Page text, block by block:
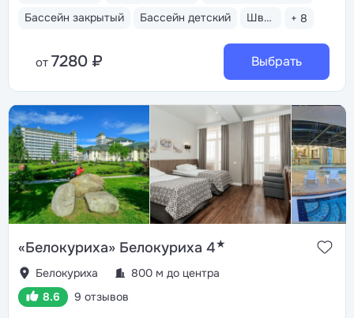
Бассейн закрытый
Бассейн детский Шведский стол + 8
от 7280 ₽ Выбрать
«Белокуриха» Белокуриха 4★
Белокуриха
800 м до центра
8.6
9 отзывов